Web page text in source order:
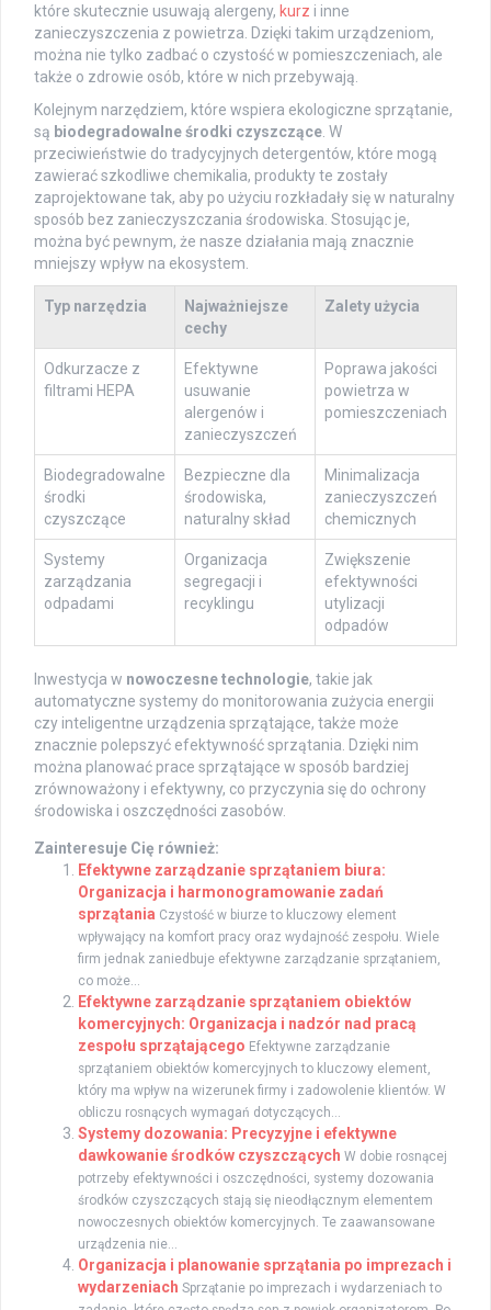
które skutecznie usuwają alergeny, kurz i inne
zanieczyszczenia z powietrza. Dzięki takim urządzeniom,
można nie tylko zadbać o czystość w pomieszczeniach, ale
także o zdrowie osób, które w nich przebywają.
Kolejnym narzędziem, które wspiera ekologiczne sprzątanie,
są biodegradowalne środki czyszczące . W
przeciwieństwie do tradycyjnych detergentów, które mogą
zawierać szkodliwe chemikalia, produkty te zostały
zaprojektowane tak, aby po użyciu rozkładały się w naturalny
sposób bez zanieczyszczania środowiska. Stosując je,
można być pewnym, że nasze działania mają znacznie
mniejszy wpływ na ekosystem.
Typ narzędzia
Najważniejsze
cechy
Zalety użycia
Odkurzacze z
filtrami HEPA
Efektywne
usuwanie
alergenów i
zanieczyszczeń
Poprawa jakości
powietrza w
pomieszczeniach
Biodegradowalne
środki
czyszczące
Bezpieczne dla
środowiska,
naturalny skład
Minimalizacja
zanieczyszczeń
chemicznych
Systemy
zarządzania
odpadami
Organizacja
segregacji i
recyklingu
Zwiększenie
efektywności
utylizacji
odpadów
Inwestycja w nowoczesne technologie, takie jak
automatyczne systemy do monitorowania zużycia energii
czy inteligentne urządzenia sprzątające, także może
znacznie polepszyć efektywność sprzątania. Dzięki nim
można planować prace sprzątające w sposób bardziej
zrównoważony i efektywny, co przyczynia się do ochrony
środowiska i oszczędności zasobów.
Zainteresuje Cię również:
Efektywne zarządzanie sprzątaniem biura:
Organizacja i harmonogramowanie zadań
sprzątania Czystość w biurze to kluczowy element
wpływający na komfort pracy oraz wydajność zespołu. Wiele
firm jednak zaniedbuje efektywne zarządzanie sprzątaniem,
co może...
Efektywne zarządzanie sprzątaniem obiektów
komercyjnych: Organizacja i nadzór nad pracą
zespołu sprzątającego Efektywne zarządzanie
sprzątaniem obiektów komercyjnych to kluczowy element,
który ma wpływ na wizerunek firmy i zadowolenie klientów. W
obliczu rosnących wymagań dotyczących...
Systemy dozowania: Precyzyjne i efektywne
dawkowanie środków czyszczących W dobie rosnącej
potrzeby efektywności i oszczędności, systemy dozowania
środków czyszczących stają się nieodłącznym elementem
nowoczesnych obiektów komercyjnych. Te zaawansowane
urządzenia nie...
Organizacja i planowanie sprzątania po imprezach i
wydarzeniach Sprzątanie po imprezach i wydarzeniach to